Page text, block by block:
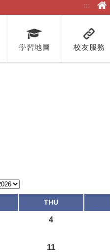
:::
學習地圖 校友服務
THU
4
11